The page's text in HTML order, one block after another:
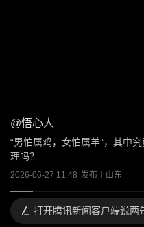
@悟心人
“男怕属鸡，女怕属羊”，其中
理吗？
2026-06-27 11:48 发布于山东
打开腾讯新闻客户端说两